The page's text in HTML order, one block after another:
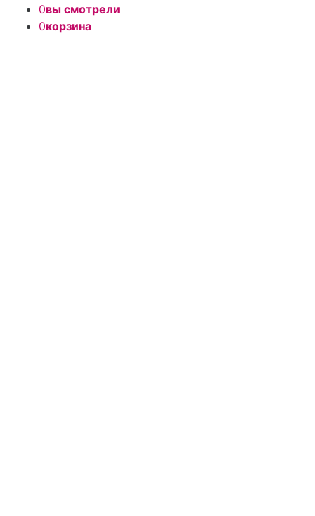
0вы смотрели
0корзина